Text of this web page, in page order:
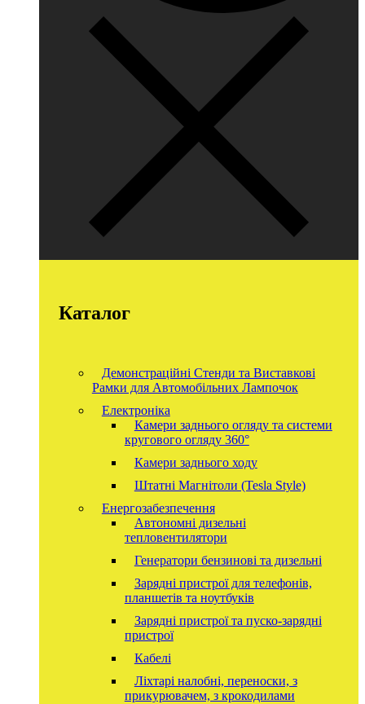
Каталог
Демонстраційні Стенди та Виставкові
Рамки для Автомобільних Лампочок
Електроніка
Камери заднього огляду та системи
кругового огляду 360°
Камери заднього ходу
Штатні Магнітоли (Tesla Style)
Енергозабезпечення
Автономні дизельні
тепловентилятори
Генератори бензинові та дизельні
Зарядні пристрої для телефонів,
планшетів та ноутбуків
Зарядні пристрої та пуско-зарядні
пристрої
Кабелі
Ліхтарі налобні, переноски, з
прикурювачем, з крокодилами